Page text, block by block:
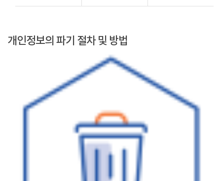
개인정보의 파기 절차 및 방법